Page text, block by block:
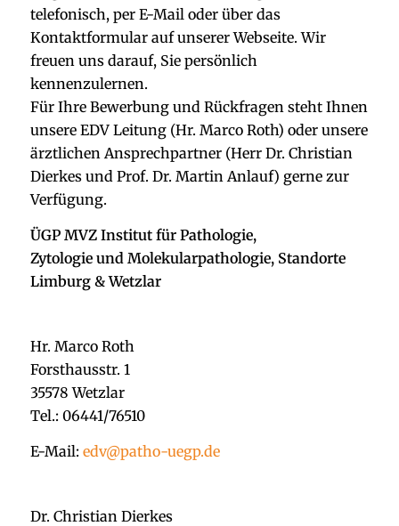
telefonisch, per E-Mail oder über das
Kontaktformular auf unserer Webseite. Wir
freuen uns darauf, Sie persönlich
kennenzulernen.
Für Ihre Bewerbung und Rückfragen steht Ihnen
unsere EDV Leitung (Hr. Marco Roth) oder unsere
ärztlichen Ansprechpartner (Herr Dr. Christian
Dierkes und Prof. Dr. Martin Anlauf) gerne zur
Verfügung.
ÜGP MVZ Institut für Pathologie,
Zytologie und Molekularpathologie, Standorte
Limburg & Wetzlar
Hr. Marco Roth
Forsthausstr. 1
35578 Wetzlar
Tel.: 06441/76510
E-Mail: edv@patho-uegp.de
Dr. Christian Dierkes